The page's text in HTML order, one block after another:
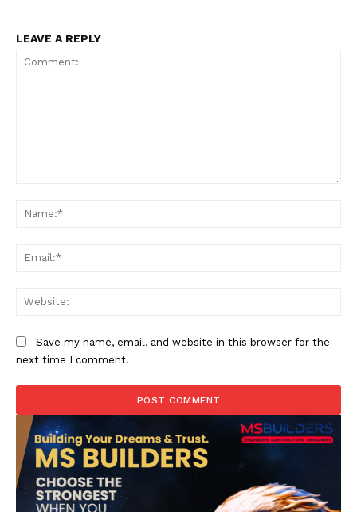
LEAVE A REPLY
Save my name, email, and website in this browser for the
next time I comment.